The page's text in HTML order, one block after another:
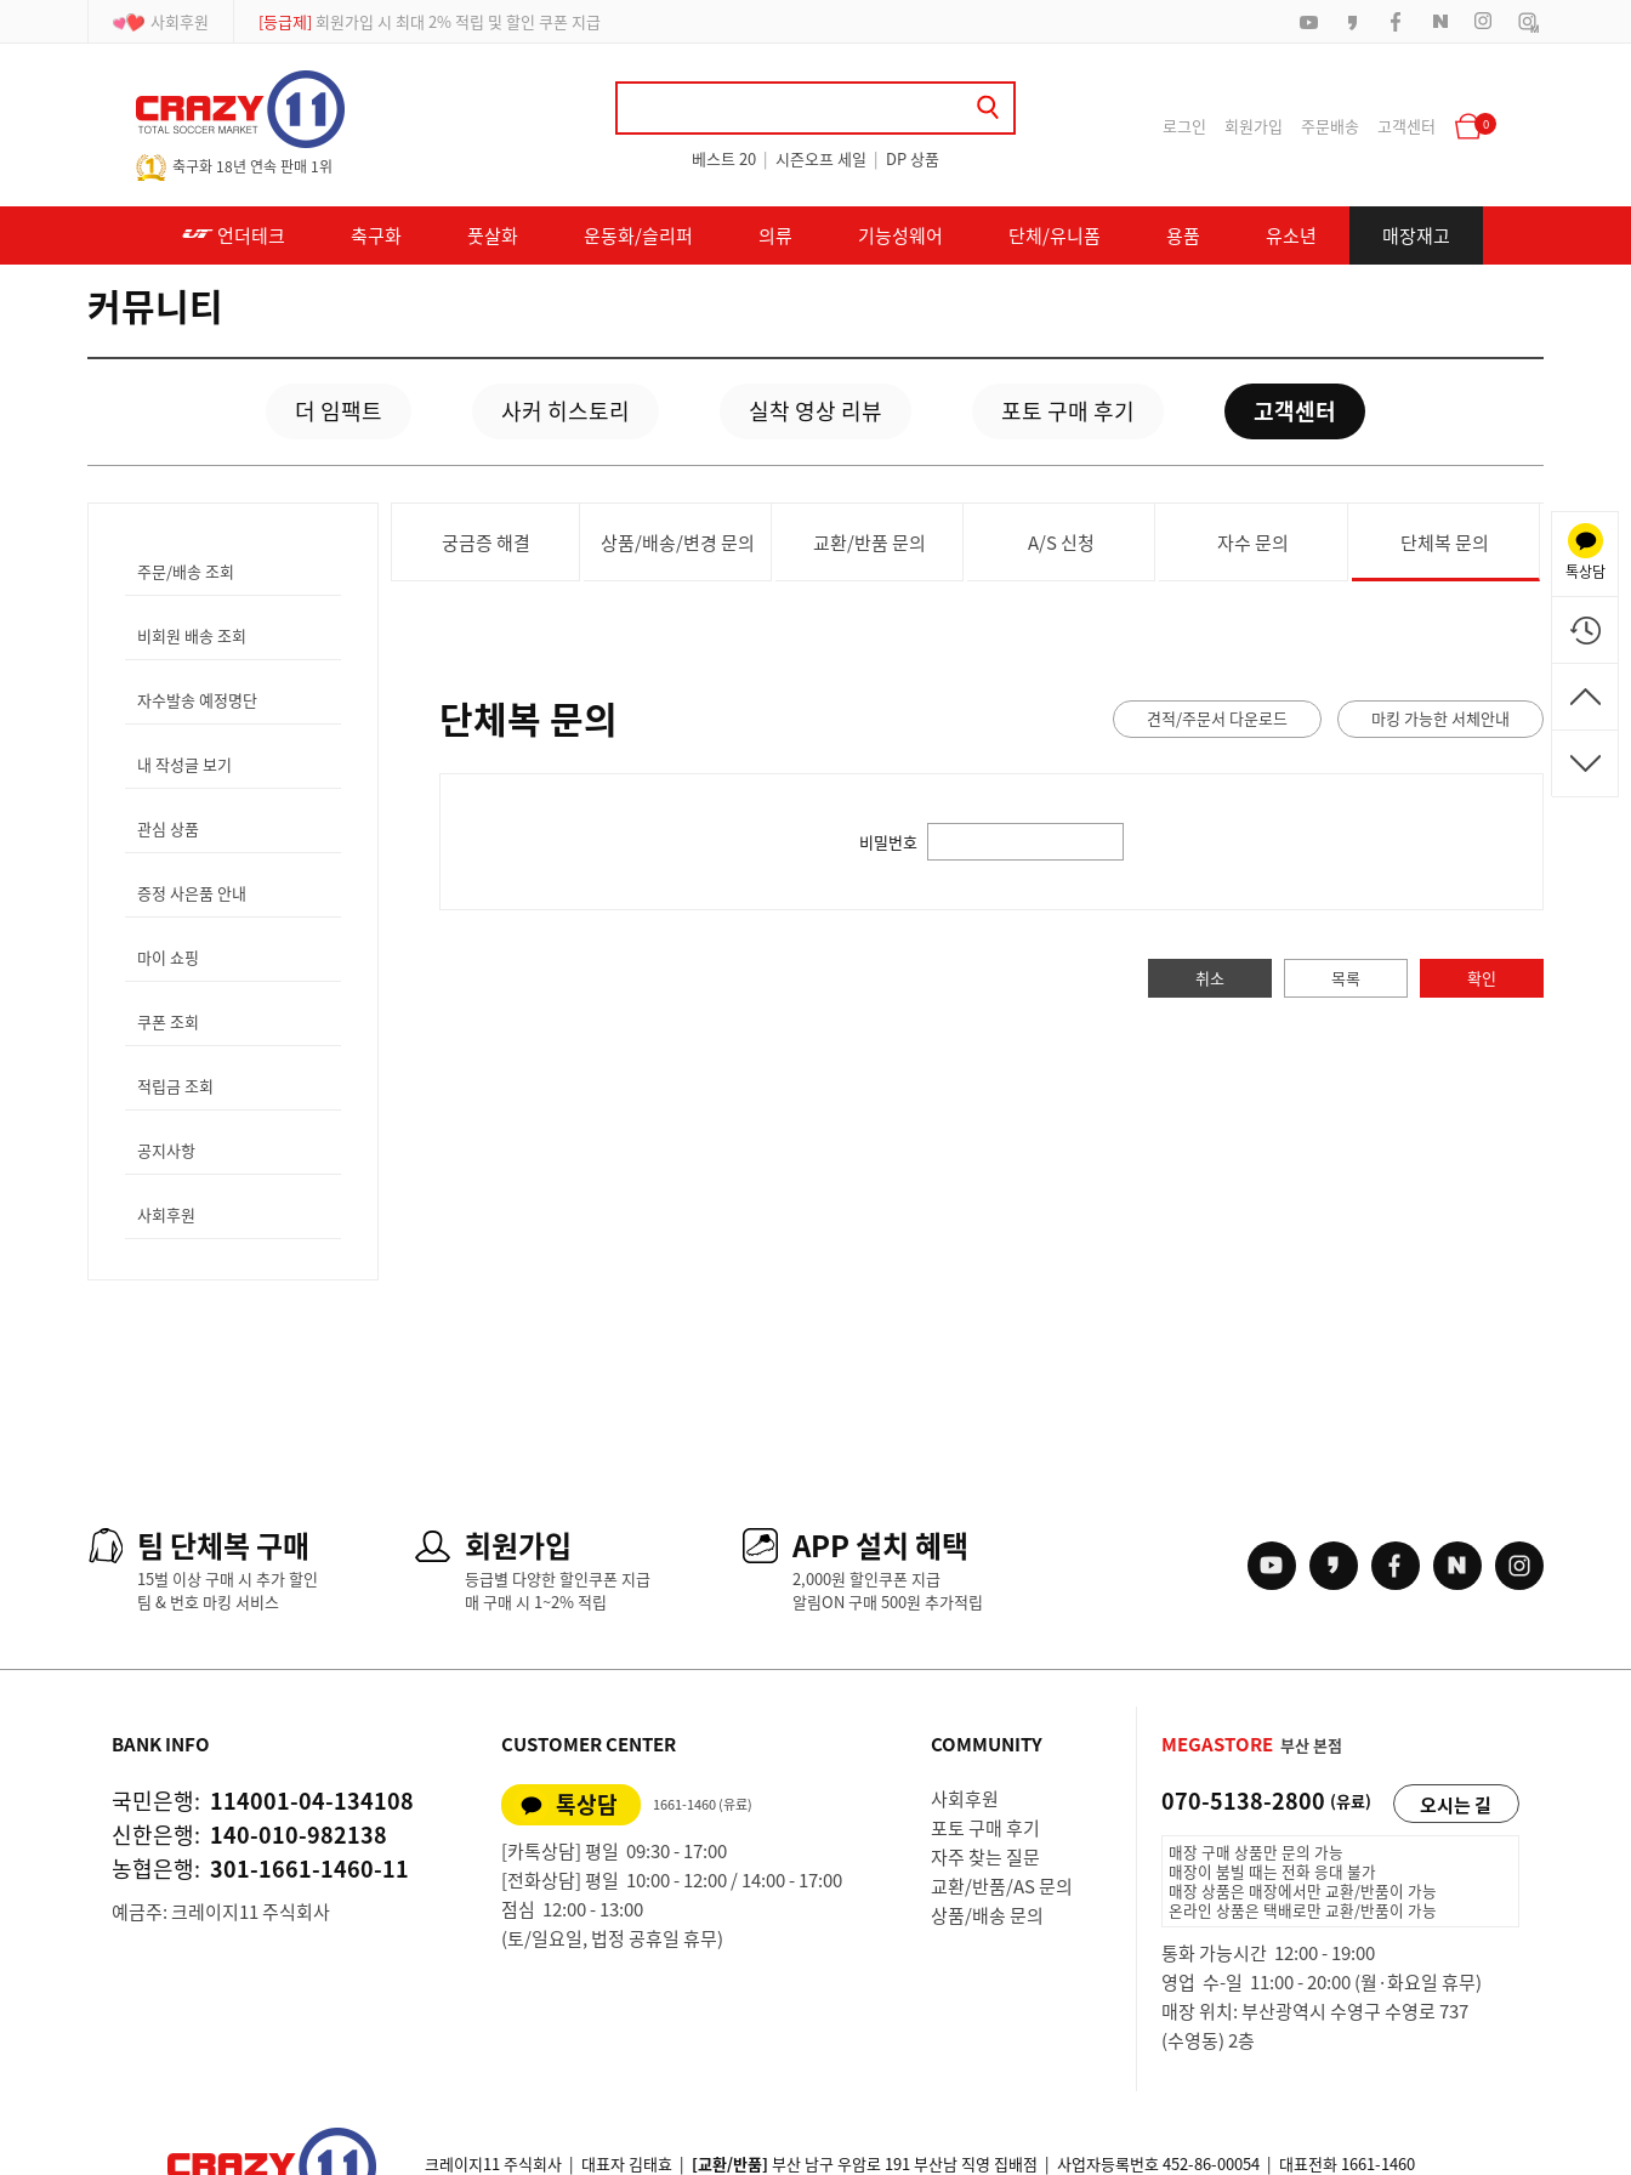
사회후원 [등급제] 회원가입 시 최대 2% 적립 및 할인 쿠폰 지급
축구화 18년 연속 판매 1위 베스트 20 | 시즌오프 세일 | DP 상품
로그인 회원가입 주문배송 고객센터 0
언더테크 축구화 풋살화 운동화/슬리퍼 의류 기능성웨어 단체/유니폼 용품 유소년 매장재고
커뮤니티
더 임팩트 사커 히스토리 실착 영상 리뷰 포토 구매 후기 고객센터
주문/배송 조회
비회원 배송 조회
자수발송 예정명단
내 작성글 보기
관심 상품
증정 사은품 안내
마이 쇼핑
쿠폰 조회
적립금 조회
공지사항
사회후원
궁금증 해결 상품/배송/변경 문의 교환/반품 문의 A/S 신청 자수 문의 단체복 문의
단체복 문의 견적/주문서 다운로드 마킹 가능한 서체안내
비밀번호
취소 목록 확인
팀 단체복 구매
15벌 이상 구매 시 추가 할인
팀 & 번호 마킹 서비스
회원가입
등급별 다양한 할인쿠폰 지급
매 구매 시 1~2% 적립
APP 설치 혜택
2,000원 할인쿠폰 지급
알림ON 구매 500원 추가적립
BANK INFO
국민은행: 114001-04-134108
신한은행: 140-010-982138
농협은행: 301-1661-1460-11
예금주: 크레이지11 주식회사
CUSTOMER CENTER
톡상담 1661-1460 (유료)
[카톡상담] 평일 09:30 - 17:00
[전화상담] 평일 10:00 - 12:00 / 14:00 - 17:00
점심 12:00 - 13:00
(토/일요일, 법정 공휴일 휴무)
COMMUNITY
사회후원
포토 구매 후기
자주 찾는 질문
교환/반품/AS 문의
상품/배송 문의
MEGASTORE 부산 본점
070-5138-2800 (유료) 오시는 길
매장 구매 상품만 문의 가능
매장이 붐빌 때는 전화 응대 불가
매장 상품은 매장에서만 교환/반품이 가능
온라인 상품은 택배로만 교환/반품이 가능
통화 가능시간 12:00 - 19:00
영업 수-일 11:00 - 20:00 (월·화요일 휴무)
매장 위치: 부산광역시 수영구 수영로 737
(수영동) 2층
크레이지11 주식회사 | 대표자 김태효 | [교환/반품] 부산 남구 우암로 191 부산남 직영 집배점 | 사업자등록번호452-86-00054 | 대표전화 1661-1460
톡상담